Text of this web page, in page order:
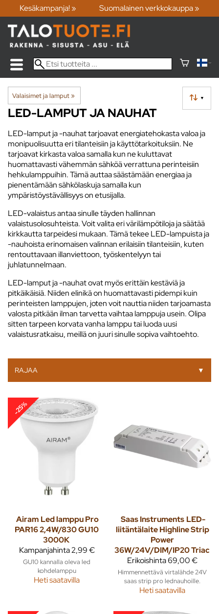
Kesäkampanja! » Suomalainen verkkokauppa »
Valaisimet ja lamput‪» ▼
LED-LAMPUT JA NAUHAT
LED-lamput ja -nauhat tarjoavat energiatehokasta valoa ja
monipuolisuutta eri tilanteisiin ja käyttötarkoituksiin. Ne
tarjoavat kirkasta valoa samalla kun ne kuluttavat
huomattavasti vähemmän sähköä verrattuna perinteisiin
hehkulamppuihin. Tämä auttaa säästämään energiaa ja
pienentämään sähkölaskuja samalla kun
ympäristöystävällisyys on etusijalla.
LED-valaistus antaa sinulle täyden hallinnan
valaistusolosuhteista. Voit valita eri värilämpötiloja ja säätää
kirkkautta tarpeidesi mukaan. Tämä tekee LED-lampuista ja
-nauhoista erinomaisen valinnan erilaisiin tilanteisiin, kuten
rentouttavaan illanviettoon, työskentelyyn tai
juhlatunnelmaan.
LED-lamput ja -nauhat ovat myös erittäin kestäviä ja
pitkäikäisiä. Niiden elinikä on huomattavasti pidempi kuin
perinteisten lamppujen, joten voit nauttia niiden tarjoamasta
valosta pitkään ilman tarvetta vaihtaa lamppuja usein. Olipa
sitten tarpeen korvata vanha lamppu tai luoda uusi
valaistusratkaisu, meillä on juuri sinulle sopiva vaihtoehto.
RAJAA ▼
-25%
Airam Led lamppu Pro
PAR16 2,4W/830 GU10
3000K
Kampanjahinta2,99 €
GU10 kannalla oleva led
kohdelamppu
Heti saatavilla
Saas Instruments LED-
liitäntälaite Highline Strip
Power
36W/24V/DIM/IP20 Triac
Erikoishinta69,00 €
Himmennettävä virtalähde 24V
saas strip pro lednauhoille.
Heti saatavilla